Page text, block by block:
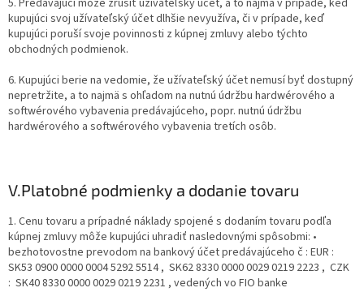
5. Predávajúci môže zrušiť užívateľský účet, a to najmä v prípade, keď
kupujúci svoj užívateľský účet dlhšie nevyužíva, či v prípade, keď
kupujúci poruší svoje povinnosti z kúpnej zmluvy alebo týchto
obchodných podmienok.
6. Kupujúci berie na vedomie, že užívateľský účet nemusí byť dostupný
nepretržite, a to najmä s ohľadom na nutnú údržbu hardwérového a
softwérového vybavenia predávajúceho, popr. nutnú údržbu
hardwérového a softwérového vybavenia tretích osôb.
V.Platobné podmienky a dodanie tovaru
1. Cenu tovaru a prípadné náklady spojené s dodaním tovaru podľa
kúpnej zmluvy môže kupujúci uhradiť nasledovnými spôsobmi: •
bezhotovostne prevodom na bankový účet predávajúceho č : EUR :
SK53 0900 0000 0004 5292 5514 , SK62 8330 0000 0029 0219 2223 , CZK
: SK40 8330 0000 0029 0219 2231 , vedených vo FIO banke